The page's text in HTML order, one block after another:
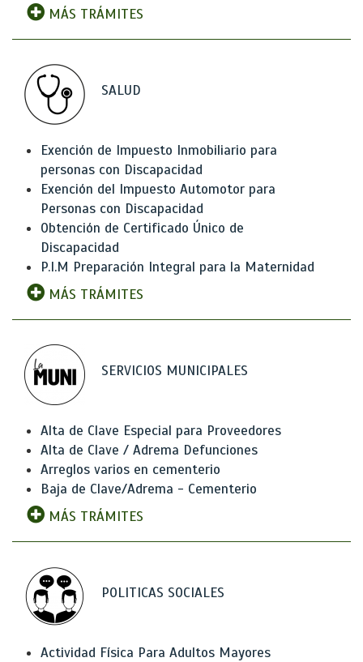
MÁS TRÁMITES
SALUD
Exención de Impuesto Inmobiliario para
personas con Discapacidad
Exención del Impuesto Automotor para
Personas con Discapacidad
Obtención de Certificado Único de
Discapacidad
P.I.M Preparación Integral para la Maternidad
MÁS TRÁMITES
SERVICIOS MUNICIPALES
Alta de Clave Especial para Proveedores
Alta de Clave / Adrema Defunciones
Arreglos varios en cementerio
Baja de Clave/Adrema - Cementerio
MÁS TRÁMITES
POLITICAS SOCIALES
Actividad Física Para Adultos Mayores